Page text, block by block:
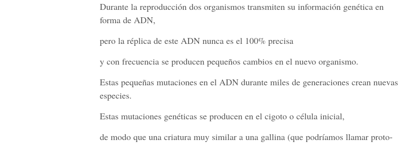
Durante la reproducción dos organismos transmiten su información genética en
forma de ADN,
pero la réplica de este ADN nunca es el 100% precisa
y con frecuencia se producen pequeños cambios en el nuevo organismo.
Estas pequeñas mutaciones en el ADN durante miles de generaciones crean nuevas
especies.
Estas mutaciones genéticas se producen en el cigoto o célula inicial,
de modo que una criatura muy similar a una gallina (que podríamos llamar proto-